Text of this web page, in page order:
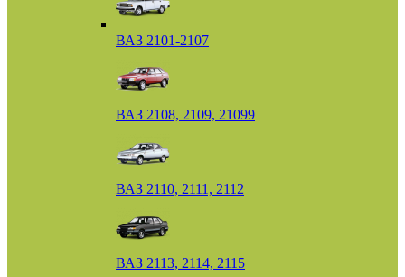
ВАЗ 2101-2107
ВАЗ 2108, 2109, 21099
ВАЗ 2110, 2111, 2112
ВАЗ 2113, 2114, 2115